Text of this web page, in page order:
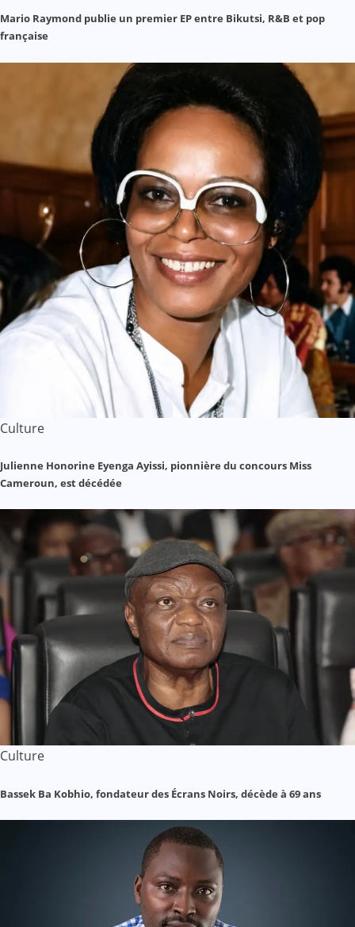
Mario Raymond publie un premier EP entre Bikutsi, R&B et pop
française
Culture
Julienne Honorine Eyenga Ayissi, pionnière du concours Miss
Cameroun, est décédée
Culture
Bassek Ba Kobhio, fondateur des Écrans Noirs, décède à 69 ans